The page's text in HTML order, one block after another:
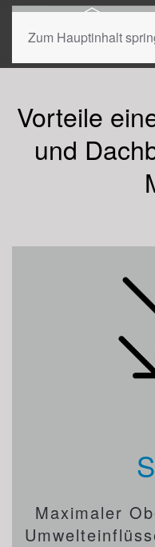
Zum Hauptinhalt
Jetzt
Vorteile
und
Maximaler